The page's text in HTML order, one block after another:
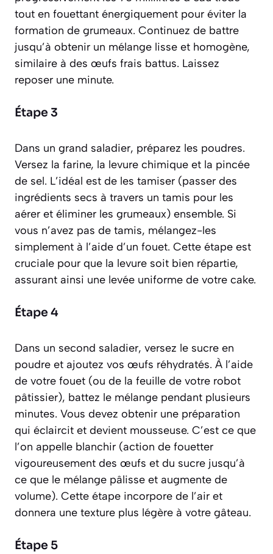
tout en fouettant énergiquement pour éviter la
formation de grumeaux. Continuez de battre
jusqu’à obtenir un mélange lisse et homogène,
similaire à des œufs frais battus. Laissez
reposer une minute.
Étape 3
Dans un grand saladier, préparez les poudres.
Versez la farine, la levure chimique et la pincée
de sel. L’idéal est de les tamiser (passer des
ingrédients secs à travers un tamis pour les
aérer et éliminer les grumeaux) ensemble. Si
vous n’avez pas de tamis, mélangez-les
simplement à l’aide d’un fouet. Cette étape est
cruciale pour que la levure soit bien répartie,
assurant ainsi une levée uniforme de votre cake.
Étape 4
Dans un second saladier, versez le sucre en
poudre et ajoutez vos œufs réhydratés. À l’aide
de votre fouet (ou de la feuille de votre robot
pâtissier), battez le mélange pendant plusieurs
minutes. Vous devez obtenir une préparation
qui éclaircit et devient mousseuse. C’est ce que
l’on appelle blanchir (action de fouetter
vigoureusement des œufs et du sucre jusqu’à
ce que le mélange pâlisse et augmente de
volume). Cette étape incorpore de l’air et
donnera une texture plus légère à votre gâteau.
Étape 5